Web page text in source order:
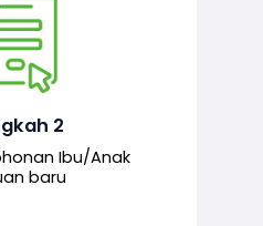
2
Ibu/Anak
baru
borang
pendaftaran
sistem.